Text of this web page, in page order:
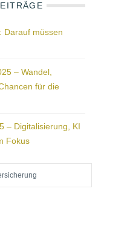
Darauf müssen
– Wandel,
für die
– Digitalisierung, KI
Fokus